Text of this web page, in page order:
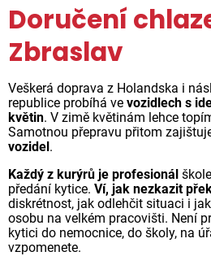
Doručení
Zbraslav
Veškerá doprava z Holandska i
republice probíhá ve vozidlech s
květin. V zimě květinám lehce
Samotnou přepravu přitom
vozidel.
Každý z kurýrů je profesionál
předání kytice. Ví, jak nezkazit
diskrétnost, jak odlehčit situaci i
osobu na velkém pracovišti. Není
kytici do nemocnice, do školy, na
vzpomenete.